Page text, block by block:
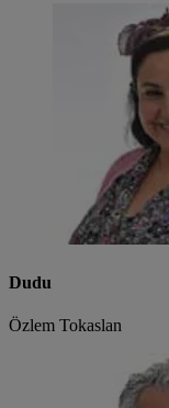
Dudu
Özlem Tokaslan